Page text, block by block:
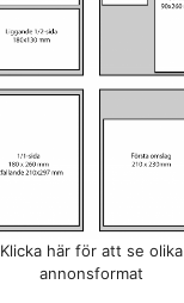
Klicka här för att se olika
annonsformat